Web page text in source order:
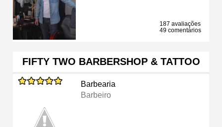
187 avaliações
49 comentários
FIFTY TWO BARBERSHOP & TATTOO
Barbearia
Barbeiro